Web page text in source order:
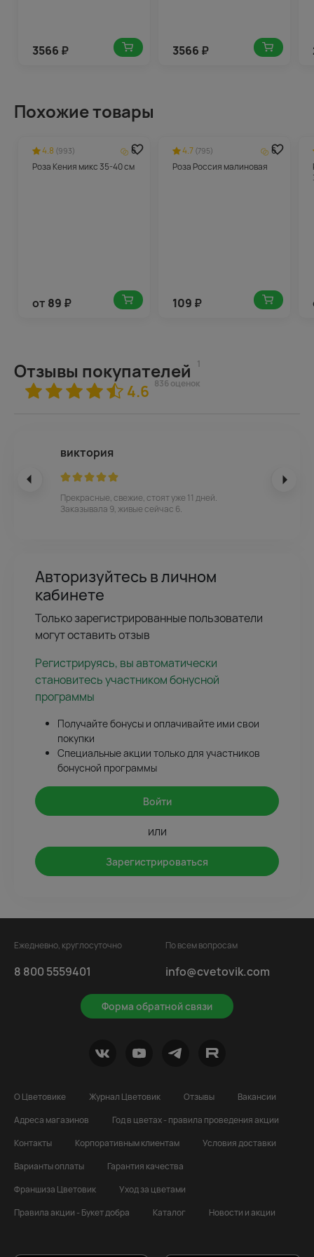
3566 ₽ 3566 ₽
Похожие товары
4.8 (993)
6
Роза Кения микс 35-40 см
от 89 ₽
4.7 (795)
6
Роза Россия малиновая
109 ₽
Отзывы покупателей 1
4.6 836 оценок
виктория
Прекрасные, свежие, стоят уже 11 дней.
Заказывала 9, живые сейчас 6.
Авторизуйтесь в личном
кабинете
Только зарегистрированные пользователи
могут оставить отзыв
Регистрируясь, вы автоматически
становитесь участником бонусной
программы
Получайте бонусы и оплачивайте ими свои
покупки
Специальные акции только для участников
бонусной программы
Войти
или
Зарегистрироваться
Ежедневно, круглосуточно
8 800 5559401
Форма обратной связи
По всем вопросам
info@cvetovik.com
О Цветовике Журнал Цветовик Отзывы
Вакансии
Адреса магазинов
Год в цветах - правила проведения акции
Контакты
Корпоративным клиентам
Условия доставки
Варианты оплаты
Гарантия качества
Франшиза Цветовик
Уход за цветами
Правила акции - Букет добра
Каталог Новости и акции